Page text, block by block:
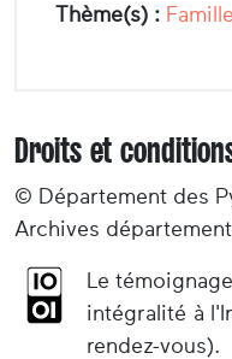
Thème(s) :
Droits et
© Département des
Archives
Le
intégralité à
rendez-vous).